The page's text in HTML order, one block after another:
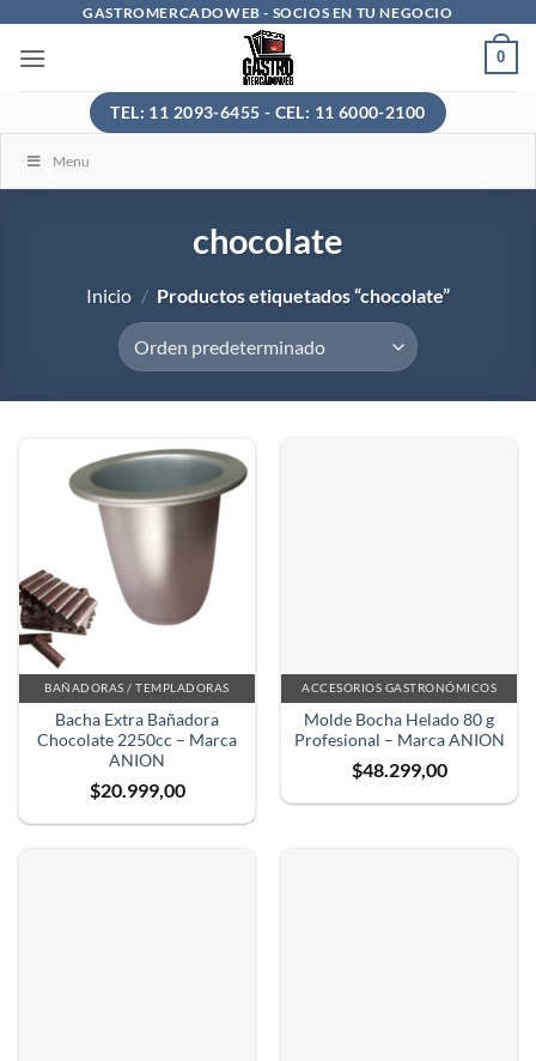
contenido
GASTROMERCADOWEB - SOCIOS EN TU NEGOCIO
0
TEL: 11 2093-6455 - CEL: 11 6000-2100
Menu
chocolate
Inicio / Productos etiquetados “chocolate”
BAÑADORAS / TEMPLADORAS
Bacha Extra Bañadora
Chocolate 2250cc – Marca
ANION
$20.999,00
ACCESORIOS GASTRONÓMICOS
Molde Bocha Helado 80 g
Profesional – Marca ANION
$48.299,00